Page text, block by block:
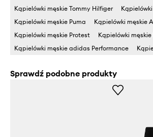
Kąpielówki męskie Tommy Hilfiger
Kąpielówki męskie Puma
Kąpielówki męskie
Kąpielówki męskie Protest
Kąpielówki
Kąpielówki męskie adidas Performance
Sprawdź podobne produkty